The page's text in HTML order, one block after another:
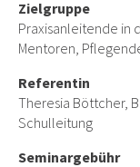
Zielgruppe
Praxisanleitende in
Mentoren,
Referentin
Theresia Böttcher,
Schulleitung
Seminargebühr